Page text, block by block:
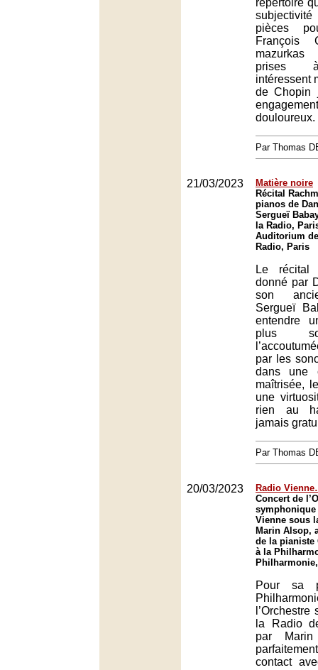
répertoire
pièces
François
prises
intéressent
de Chopin
douloureux.
Par Thomas
21/03/2023
Matière noire
Récital
pianos de
Sergueï
la Radio,
Auditorium
Radio, Paris
Le récital
donné par
son
Sergueï
entendre
plus
par les
dans une
maîtrisée,
une
rien au
jamais
Par Thomas
20/03/2023
Radio
Concert de
symphonique
Vienne sous
Marin Alsop,
de la pianiste
à la
Pour sa
la Radio
par
contact